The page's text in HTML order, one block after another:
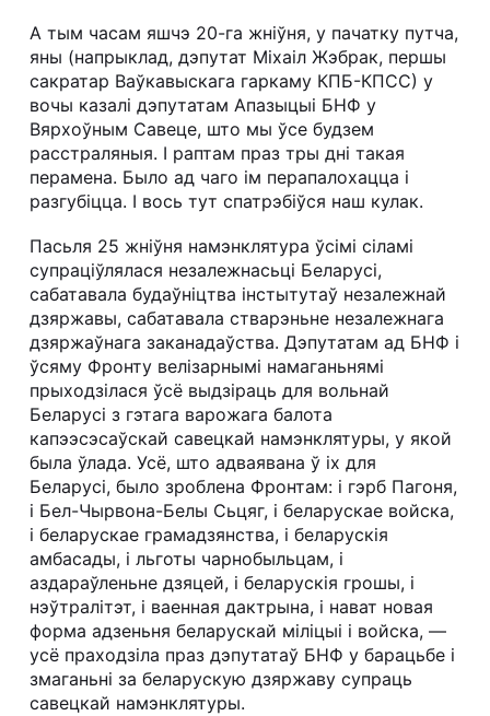
А тым часам яшчэ 20-га жніўня, у пачатку путча,
яны (напрыклад, дэпутат Міхаіл Жэбрак, першы
сакратар Ваўкавыскага гаркаму КПБ-КПСС) у
вочы казалі дэпутатам Апазыцыі БНФ у
Вярхоўным Савеце, што мы ўсе будзем
расстраляныя. І раптам праз тры дні такая
перамена. Было ад чаго ім перапалохацца і
разгубіцца. І вось тут спатрэбіўся наш кулак.
Пасьля 25 жніўня намэнклятура ўсімі сіламі
супраціўлялася незалежнасьці Беларусі,
сабатавала будаўніцтва інстытутаў незалежнай
дзяржавы, сабатавала стварэньне незалежнага
дзяржаўнага заканадаўства. Дэпутатам ад БНФ і
ўсяму Фронту велізарнымі намаганьнямі
прыходзілася ўсё выдзіраць для вольнай
Беларусі з гэтага варожага балота
капээсэсаўскай савецкай намэнклятуры, у якой
была ўлада. Усё, што адваявана ў іх для
Беларусі, было зроблена Фронтам: і гэрб Пагоня,
і Бел-Чырвона-Белы Сьцяг, і беларускае войска,
і беларускае грамадзянства, і беларускія
амбасады, і льготы чарнобыльцам, і
аздараўленьне дзяцей, і беларускія грошы, і
нэўтралітэт, і ваенная дактрына, і нават новая
форма адзеньня беларускай міліцыі і войска, —
усё праходзіла праз дэпутатаў БНФ у барацьбе і
змаганьні за беларускую дзяржаву супраць
савецкай намэнклятуры.